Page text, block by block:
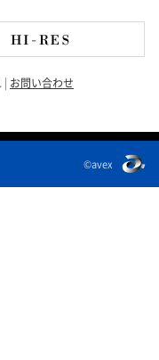
お問い合わせ
©avex